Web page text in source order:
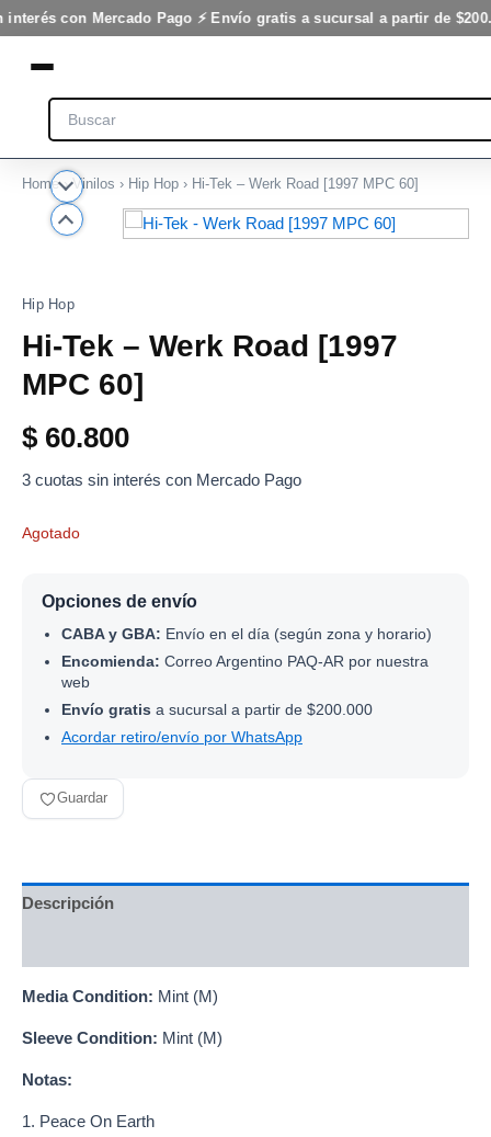
con Mercado Pago ⚡ Envío gratis a sucursal a partir de
Ir
al
contenido
Search
Home›Vinilos › Hip Hop › Hi-Tek – Werk Road [1997 MPC 60]
Hip Hop
Hi-Tek – Werk Road [1997
MPC 60]
$ 60.800
3 cuotas sin interés con Mercado Pago
Agotado
Opciones de envío
CABA y GBA: Envío en el día (según zona y horario)
Encomienda: Correo Argentino PAQ-AR por nuestra
web
Envío gratis a sucursal a partir de $200.000
Acordar retiro/envío por WhatsApp
Guardar
Descripción
Media Condition: Mint (M)
Sleeve Condition: Mint (M)
Notas:
1. Peace On Earth